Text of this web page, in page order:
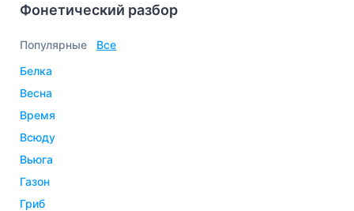
Фонетический разбор
Популярные
Все
белка
весна
время
всюду
вьюга
газон
гриб